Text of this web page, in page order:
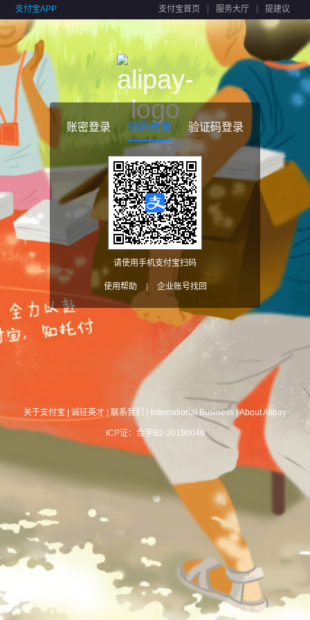
支付宝APP 支付宝首页 服务大厅 提建议
账密登录 扫码登录 验证码登录
请使用手机支付宝扫码
使用帮助 | 企业账号找回
关于支付宝 诚征英才 联系我们 International Business |About Alipay
ICP证：合字B2-20190046